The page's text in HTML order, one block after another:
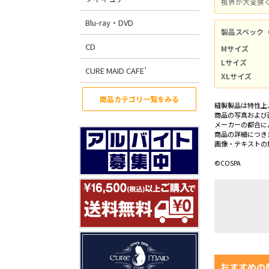
Blu-ray・DVD
CD
CURE MAID CAFE’
商品カテゴリ一覧をみる
製品スペック
Mサイズ
Lサイズ
XLサイズ
縫製製品は特性
商品の写真およ
メーカーの都合
商品の詳細につ
画像・テキスト
©COSPA